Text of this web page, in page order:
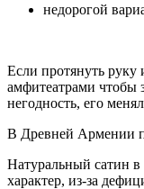
недорогой
Если протянуть
амфитеатрами чтобы
негодность, его
В Древней Армении
Натуральный сатин
характер, из-за